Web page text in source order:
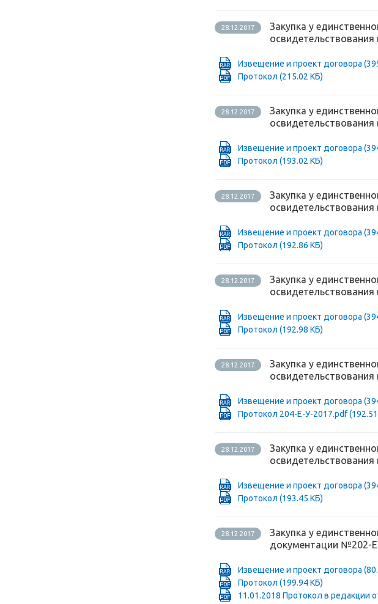
28.12.2017
Закупка у
Извещение и проект договора
Протокол (215.02 КБ)
28.12.2017
Закупка у
Извещение и проект договора
Протокол (193.02 КБ)
28.12.2017
Закупка у
Извещение и проект договора
Протокол (192.86 КБ)
28.12.2017
Закупка у
Извещение и проект договора
Протокол (192.98 КБ)
28.12.2017
Закупка у
Извещение и проект договора
Протокол 204-Е-У-2017.pdf
28.12.2017
Закупка у
Извещение и проект договора
Протокол (193.45 КБ)
28.12.2017
Закупка у
документации №202-
Извещение и проект договора
Протокол (199.94 КБ)
11.01.2018 Протокол в редакции